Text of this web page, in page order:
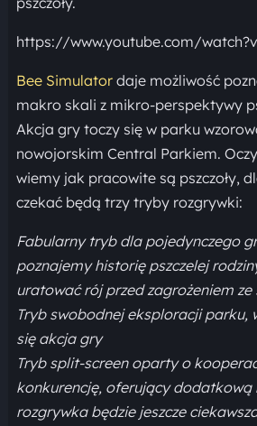
https://www.youtube.com/
Bee Simulatordaje możliwość
makro skali z mikro-perspektywy
Akcja gry toczy się w parku
nowojorskim Central Parkiem.
wiemy jak pracowite są pszczoły,
czekać będą trzy tryby rozgrywki:
Fabularny tryb dla pojedynczego
poznajemy historię pszczelej
uratować rój przed zagrożeniem ze
Tryb swobodnej eksploracji parku,
się akcja gry
Tryb split-screen oparty o
konkurencję, oferujący dodatkową
rozgrywka będzie jeszcze